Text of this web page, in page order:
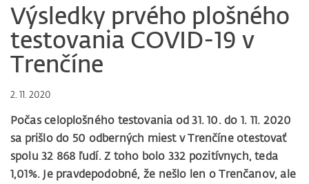
Výsledky prvého plošného
testovania COVID-19 v
Trenčíne
2. 11. 2020
Počas celoplošného testovania od 31. 10. do 1. 11. 2020
sa prišlo do 50 odberných miest v Trenčíne otestovať
spolu 32 868 ľudí. Z toho bolo 332 pozitívnych, teda
1,01%. Je pravdepodobné, že nešlo len o Trenčanov, ale